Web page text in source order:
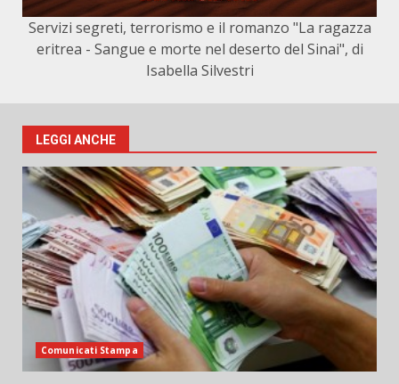
Servizi segreti, terrorismo e il romanzo "La ragazza
eritrea - Sangue e morte nel deserto del Sinai", di
Isabella Silvestri
LEGGI ANCHE
Comunicati Stampa